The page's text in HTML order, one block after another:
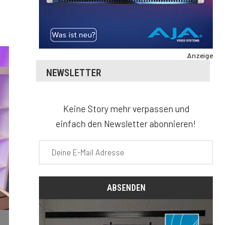
Anzeige
NEWSLETTER
Keine Story mehr verpassen und
einfach den Newsletter abonnieren!